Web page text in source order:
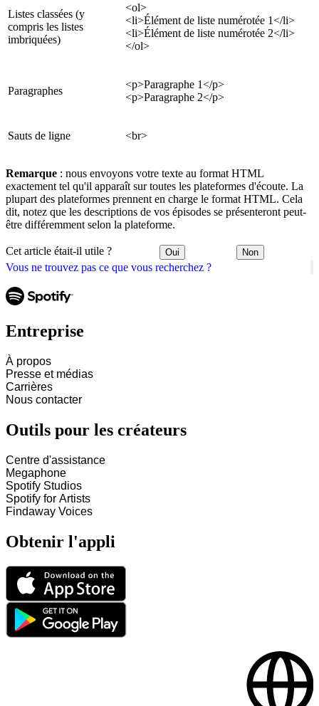
Vous ne trouvez pas ce que vous recherchez ?
Listes classées (y
compris les listes
imbriquées)
<ol>
<li>Élément de liste numérotée 1</li>
<li>Élément de liste numérotée 2</li>
</ol>
Paragraphes
<p>Paragraphe 1</p>
<p>Paragraphe 2</p>
Sauts de ligne <br>
Remarque : nous envoyons votre texte au format HTML
exactement tel qu'il apparaît sur toutes les plateformes d'écoute. La
plupart des plateformes prennent en charge le format HTML. Cela
dit, notez que les descriptions de vos épisodes se présenteront peut-
être différemment selon la plateforme.
Cet article était-il utile ? Oui Non
Entreprise
À propos
Presse et médias
Carrières
Nous contacter
Outils pour les créateurs
Centre d'assistance
Megaphone
Spotify Studios
Spotify for Artists
Findaway Voices
Obtenir l'appli